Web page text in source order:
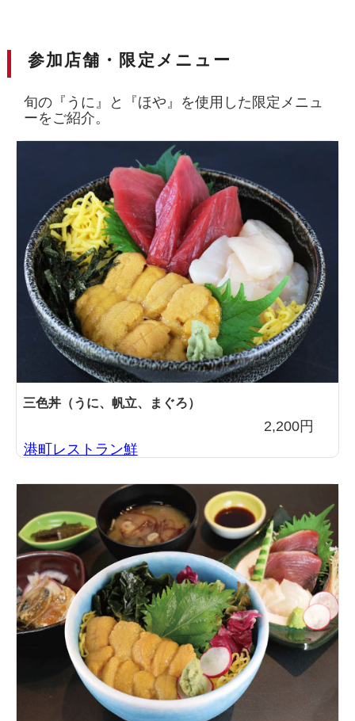
参加店舗・限定メニュー
旬の『うに』と『ほや』を使用した限定メニュ
ーをご紹介。
三色丼（うに、帆立、まぐろ）
2,200円
港町レストラン鮮